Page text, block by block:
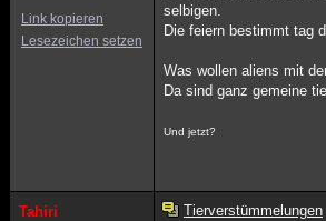
Link kopieren
Lesezeichen setzen
selbigen.
Die feiern bestimmt tag
Was wollen aliens mit
Da sind ganz gemeine
Und jetzt?
Tahiri Tierverstümmelungen